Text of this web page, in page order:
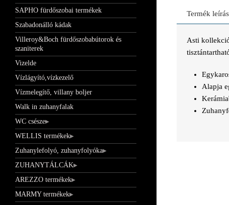
Termék leírás
Asti
Alapja
SAPHO fürdőszobai termékek
Szabadonálló kádak
Villeroy&Boch fürdőszobabútorok és
szaniterek
Vizelde
Vízlágyító,vízkezelő
Vízmelegítő, villany boljer
Walk in zuhanyfalak
WC csésze
WELLIS termékek
Zuhanylefolyó, zuhanyfolyóka
ZUHANYTÁLCÁK
AREZZO termékek
MARMY termékek